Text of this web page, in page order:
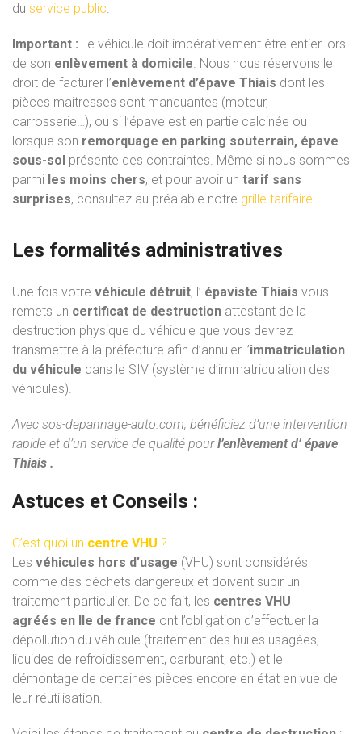
du service public.
Important : le véhicule doit impérativement être entier lors
de son enlèvement à domicile. Nous nous réservons le
droit de facturer l’enlèvement d’épave Thiais dont les
pièces maitresses sont manquantes (moteur,
carrosserie…), ou si l’épave est en partie calcinée ou
lorsque son remorquage en parking souterrain, épave
sous-sol présente des contraintes. Même si nous sommes
parmi les moins chers, et pour avoir un tarif sans
surprises, consultez au préalable notre grille tarifaire.
Les formalités administratives
Une fois votre véhicule détruit, l’ épaviste Thiais vous
remets un certificat de destruction attestant de la
destruction physique du véhicule que vous devrez
transmettre à la préfecture afin d’annuler l’immatriculation
du véhicule dans le SIV (système d’immatriculation des
véhicules).
Avec sos-depannage-auto.com, bénéficiez d’une intervention
rapide et d’un service de qualité pourl’enlèvement d’ épave
Thiais .
Astuces et Conseils :
C’est quoi un centre VHU ?
Les véhicules hors d’usage (VHU) sont considérés
comme des déchets dangereux et doivent subir un
traitement particulier. De ce fait, les centres VHU
agréés en Ile de france ont l’obligation d’effectuer la
dépollution du véhicule (traitement des huiles usagées,
liquides de refroidissement, carburant, etc.) et le
démontage de certaines pièces encore en état en vue de
leur réutilisation.